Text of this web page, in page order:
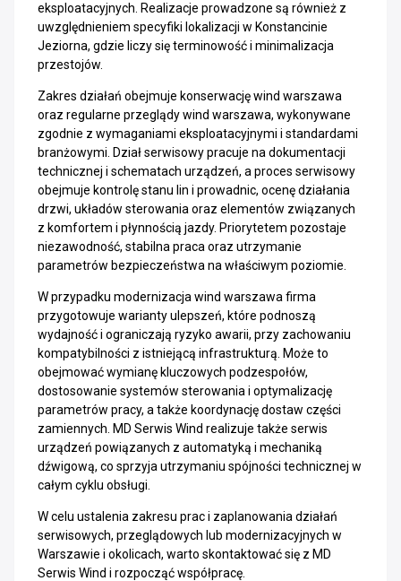
eksploatacyjnych. Realizacje prowadzone są również z
uwzględnieniem specyfiki lokalizacji w Konstancinie
Jeziorna, gdzie liczy się terminowość i minimalizacja
przestojów.
Zakres działań obejmuje konserwację wind warszawa
oraz regularne przeglądy wind warszawa, wykonywane
zgodnie z wymaganiami eksploatacyjnymi i standardami
branżowymi. Dział serwisowy pracuje na dokumentacji
technicznej i schematach urządzeń, a proces serwisowy
obejmuje kontrolę stanu lin i prowadnic, ocenę działania
drzwi, układów sterowania oraz elementów związanych
z komfortem i płynnością jazdy. Priorytetem pozostaje
niezawodność, stabilna praca oraz utrzymanie
parametrów bezpieczeństwa na właściwym poziomie.
W przypadku modernizacja wind warszawa firma
przygotowuje warianty ulepszeń, które podnoszą
wydajność i ograniczają ryzyko awarii, przy zachowaniu
kompatybilności z istniejącą infrastrukturą. Może to
obejmować wymianę kluczowych podzespołów,
dostosowanie systemów sterowania i optymalizację
parametrów pracy, a także koordynację dostaw części
zamiennych. MD Serwis Wind realizuje także serwis
urządzeń powiązanych z automatyką i mechaniką
dźwigową, co sprzyja utrzymaniu spójności technicznej w
całym cyklu obsługi.
W celu ustalenia zakresu prac i zaplanowania działań
serwisowych, przeglądowych lub modernizacyjnych w
Warszawie i okolicach, warto skontaktować się z MD
Serwis Wind i rozpocząć współpracę.